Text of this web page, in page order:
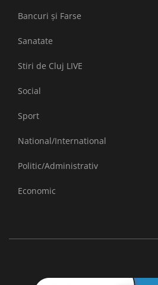
Bancuri și Farse
Sanatate
Stiri de Cluj LIVE
Social
Sport
National/International
Politic/Administrativ
Economic